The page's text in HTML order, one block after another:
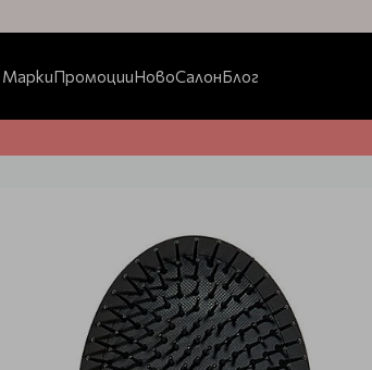
МаркиПромоцииНовоСалонБлог